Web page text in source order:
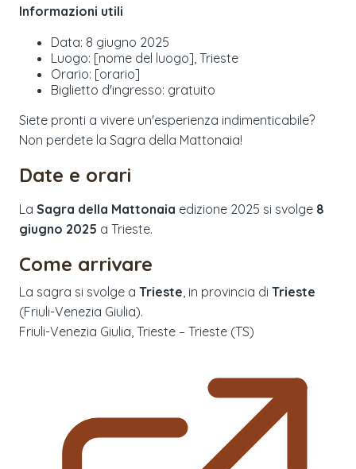
Informazioni utili
Data: 8 giugno 2025
Luogo: [nome del luogo], Trieste
Orario: [orario]
Biglietto d'ingresso: gratuito
Siete pronti a vivere un'esperienza indimenticabile?
Non perdete la Sagra della Mattonaia!
Date e orari
La Sagra della Mattonaia edizione 2025 si svolge 8
giugno 2025 a Trieste.
Come arrivare
La sagra si svolge a Trieste , in provincia di Trieste
(Friuli-Venezia Giulia).
Friuli-Venezia Giulia, Trieste – Trieste (TS)